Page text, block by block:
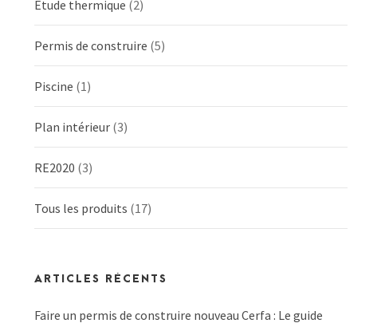
Etude thermique (2)
Permis de construire (5)
Piscine (1)
Plan intérieur (3)
RE2020 (3)
Tous les produits (17)
ARTICLES RÉCENTS
Faire un permis de construire nouveau Cerfa : Le guide